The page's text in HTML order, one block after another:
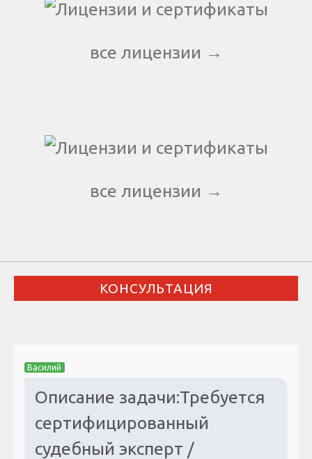
все лицензии →
все лицензии →
КОНСУЛЬТАЦИЯ
Василий
Описание задачи:Требуется
сертифицированный
судебный эксперт /